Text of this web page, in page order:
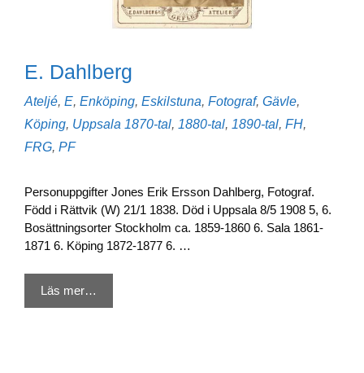
E. Dahlberg
Kategorier
Ateljé, E, Enköping, Eskilstuna, Fotograf, Gävle,
Köping, Uppsala Etiketter
1870-tal, 1880-tal, 1890-tal, FH,
FRG, PF
Personuppgifter Jones Erik Ersson Dahlberg, Fotograf.
Född i Rättvik (W) 21/1 1838. Död i Uppsala 8/5 1908 5, 6.
Bosättningsorter Stockholm ca. 1859-1860 6. Sala 1861-
1871 6. Köping 1872-1877 6. …
Läs mer…